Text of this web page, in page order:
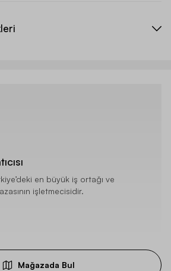
en büyük iş ortağı ve
işletmecisidir.
Mağazada Bul